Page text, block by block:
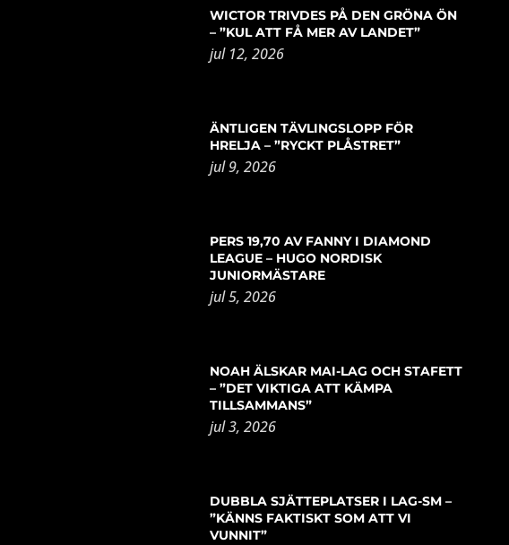
WICTOR TRIVDES PÅ DEN GRÖNA ÖN
– ”KUL ATT FÅ MER AV LANDET”
jul 12, 2026
ÄNTLIGEN TÄVLINGSLOPP FÖR
HRELJA – ”RYCKT PLÅSTRET”
jul 9, 2026
PERS 19,70 AV FANNY I DIAMOND
LEAGUE – HUGO NORDISK
JUNIORMÄSTARE
jul 5, 2026
NOAH ÄLSKAR MAI-LAG OCH STAFETT
– ”DET VIKTIGA ATT KÄMPA
TILLSAMMANS”
jul 3, 2026
DUBBLA SJÄTTEPLATSER I LAG-SM –
”KÄNNS FAKTISKT SOM ATT VI
VUNNIT”